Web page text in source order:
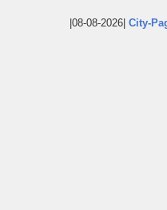
|08-08-2026| City-